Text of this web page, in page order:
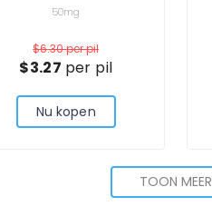
50mg
$6.30per pil
$3.27 per pil
Nu kopen
TOON MEER